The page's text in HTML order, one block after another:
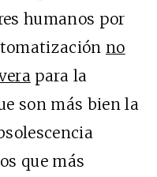
humanos por
no
para la
son más bien la
que más